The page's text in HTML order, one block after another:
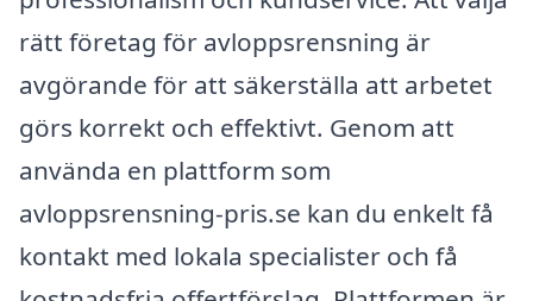
rätt företag för avloppsrensning är
avgörande för att säkerställa att arbetet
görs korrekt och effektivt. Genom att
använda en plattform som
avloppsrensning-pris.se kan du enkelt få
kontakt med lokala specialister och få